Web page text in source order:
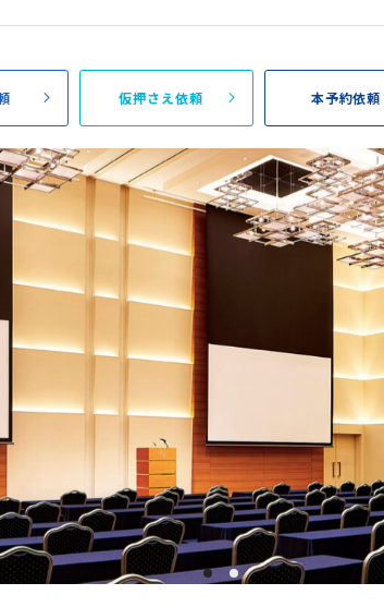
仮押さえ依頼 本予約依頼